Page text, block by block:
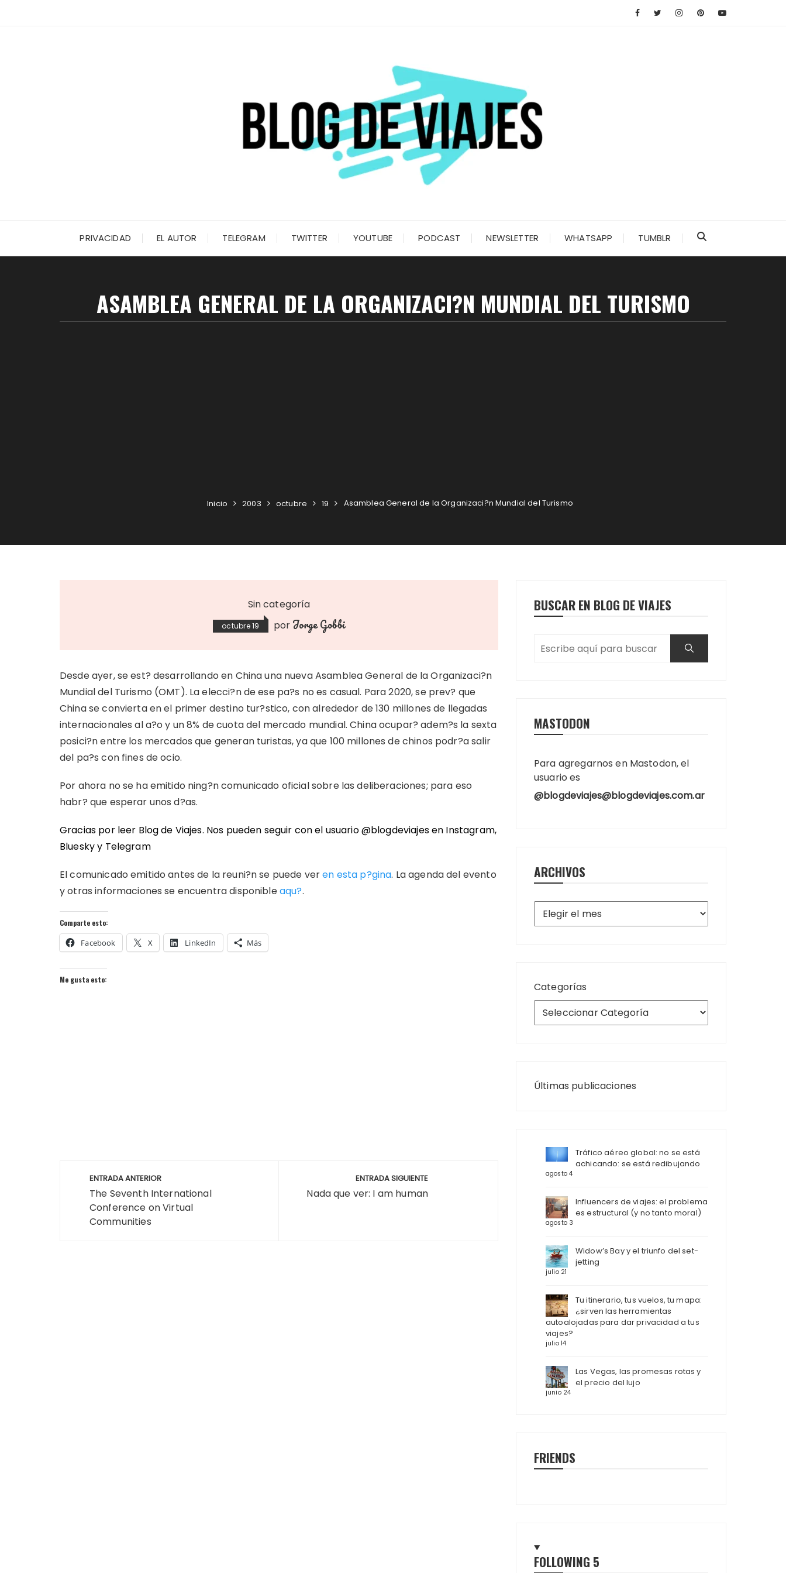
PRIVACIDAD EL AUTOR TELEGRAM TWITTER YOUTUBE PODCAST NEWSLETTER WHATSAPP TUMBLR
ASAMBLEA GENERAL DE LA ORGANIZACI?N MUNDIAL DEL TURISMO
Inicio 2003 octubre 19 Asamblea General de la Organizaci?n Mundial del Turismo
Sin categoría
octubre 19 por Jorge Gobbi
Desde ayer, se est? desarrollando en China una nueva Asamblea General de la Organizaci?n
Mundial del Turismo (OMT). La elecci?n de ese pa?s no es casual. Para 2020, se prev? que
China se convierta en el primer destino tur?stico, con alrededor de 130 millones de llegadas
internacionales al a?o y un 8% de cuota del mercado mundial. China ocupar? adem?s la sexta
posici?n entre los mercados que generan turistas, ya que 100 millones de chinos podr?a salir
del pa?s con fines de ocio.
Por ahora no se ha emitido ning?n comunicado oficial sobre las deliberaciones; para eso
habr? que esperar unos d?as.
Gracias por leer Blog de Viajes. Nos pueden seguir con el usuario @blogdeviajes en Instagram,
Blueskyy Telegram
El comunicado emitido antes de la reuni?n se puede veren esta p?gina. La agenda del evento
y otras informaciones se encuentra disponibleaqu?.
Comparte esto:
Facebook X LinkedIn Más
Me gusta esto:
Navegación
entradas
ENTRADA ANTERIOR
The Seventh International
Conference on Virtual
Communities
ENTRADA SIGUIENTE
Nada que ver: I am human
BUSCAR EN BLOG DE VIAJES
MASTODON
Para agregarnos en Mastodon, el
usuario es
@blogdeviajes@blogdeviajes.com.ar
ARCHIVOS
Archivos
Categorías
Últimas publicaciones
Tráfico aéreo global: no se está
achicando: se está redibujando
agosto 4
Influencers de viajes: el problema
es estructural (y no tanto moral)
agosto 3
Widow’s Bay y el triunfo del set-
jetting
julio 21
Tu itinerario, tus vuelos, tu mapa:
¿sirven las herramientas
autoalojadas para dar privacidad a tus
viajes?
julio 14
Las Vegas, las promesas rotas y
el precio del lujo
junio 24
FRIENDS
FOLLOWING 5